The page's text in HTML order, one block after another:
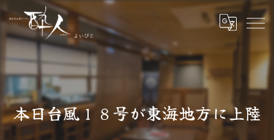
本日台風１８号が東海地方に上陸